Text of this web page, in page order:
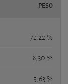
PESO
72,22 %
8,30 %
5,63 %